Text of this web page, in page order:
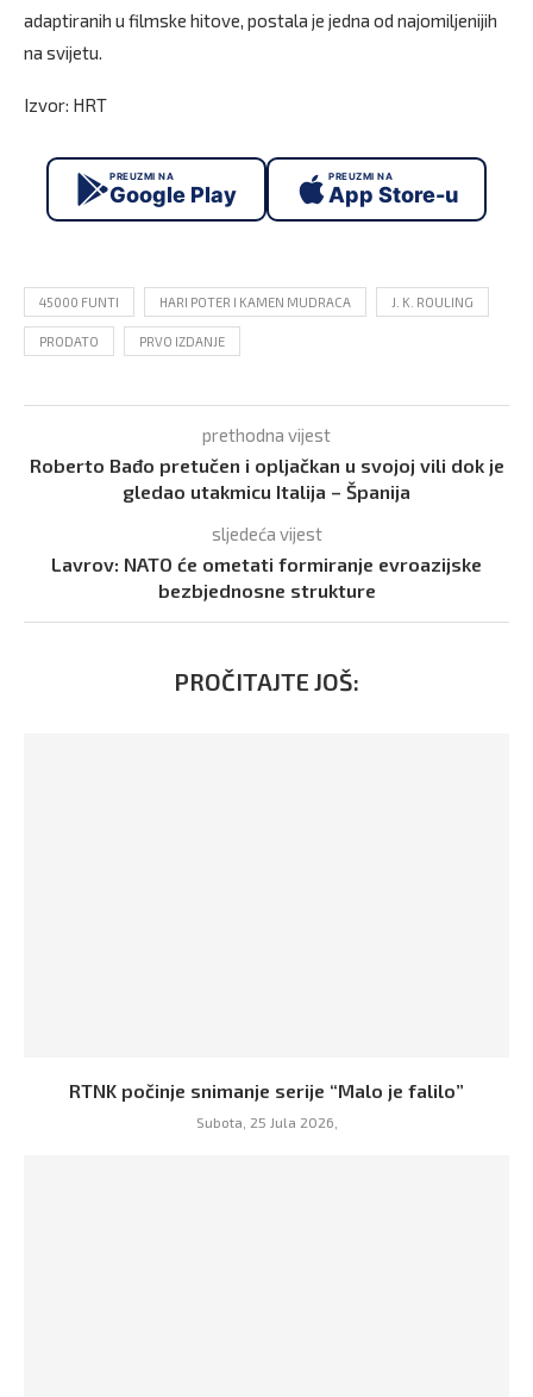
adaptiranih u filmske hitove, postala je jedna od najomiljenijih
na svijetu.
Izvor: HRT
PREUZMI NA
Google Play
PREUZMI NA
App Store-u
45000 FUNTI HARI POTER I KAMEN MUDRACA J. K. ROULING
PRODATO PRVO IZDANJE
prethodna vijest
Roberto Bađo pretučen i opljačkan u svojoj vili dok je
gledao utakmicu Italija – Španija
sljedeća vijest
Lavrov: NATO će ometati formiranje evroazijske
bezbjednosne strukture
PROČITAJTE JOŠ:
RTNK počinje snimanje serije “Malo je falilo”
Subota, 25 Jula 2026,